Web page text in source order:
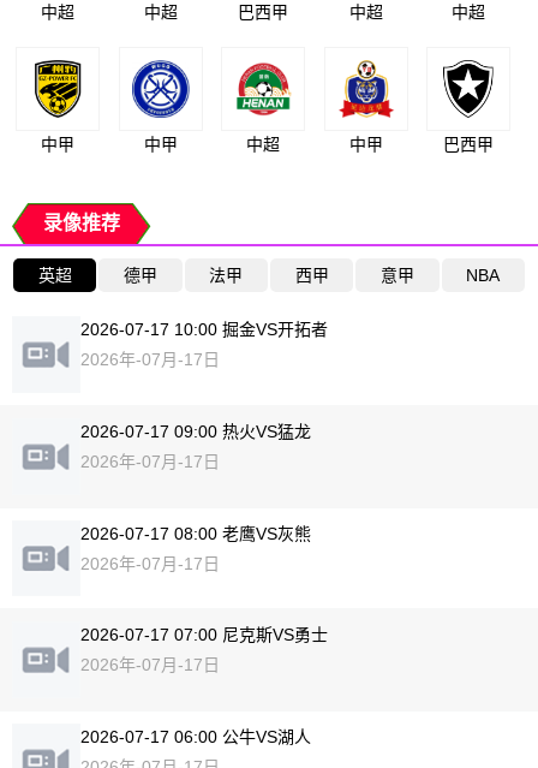
中超 中超 巴西甲 中超 中超
中甲 中甲 中超 中甲 巴西甲
录像推荐
英超 德甲 法甲 西甲 意甲 NBA
2026-07-17 10:00 掘金VS开拓者
2026年-07月-17日
2026-07-17 09:00 热火VS猛龙
2026年-07月-17日
2026-07-17 08:00 老鹰VS灰熊
2026年-07月-17日
2026-07-17 07:00 尼克斯VS勇士
2026年-07月-17日
2026-07-17 06:00 公牛VS湖人